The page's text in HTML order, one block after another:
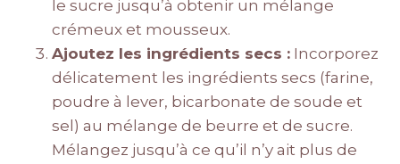
le sucre jusqu’à obtenir un mélange
crémeux et mousseux.
Ajoutez les ingrédients secs : Incorporez
délicatement les ingrédients secs (farine,
poudre à lever, bicarbonate de soude et
sel) au mélange de beurre et de sucre.
Mélangez jusqu’à ce qu’il n’y ait plus de